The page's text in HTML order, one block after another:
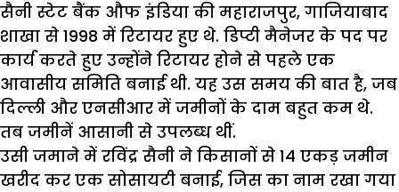
सैनी स्टेट बैंक औफ इंडिया की महाराजपुर, गाजियाबाद
शाखा से 1998 में रिटायर हुए थे. डिप्टी मैनेजर के पद पर
कार्य करते हुए उन्होंने रिटायर होने से पहले एक
आवासीय समिति बनाई थी. यह उस समय की बात है, जब
दिल्ली और एनसीआर में जमीनों के दाम बहुत कम थे.
तब जमीनें आसानी से उपलब्ध थीं.
उसी जमाने में रविंद्र सैनी ने किसानों से 14 एकड़ जमीन
खरीद कर एक सोसायटी बनाई, जिस का नाम रखा गया